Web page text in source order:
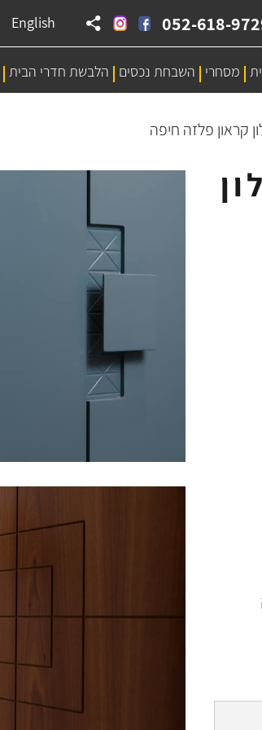
052-618-
English
מסחרי השבחת נכסים הלבשת חדרי הבית
קראון פלזה חיפה